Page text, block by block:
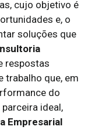
cujo objetivo é
e, o
soluções que
respostas
trabalho que, em
do
ideal,
Empresarial